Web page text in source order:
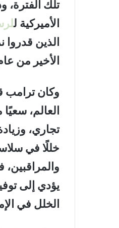
تلك
الأميركية ل
الأخير من عام
وكان ترامب
العالم،
تجاري،
خللًا في
يؤدي إلى
الخلل في